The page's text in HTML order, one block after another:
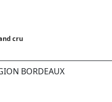
cru
BORDEAUX